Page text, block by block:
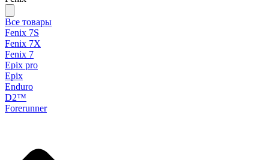
Все товары
Fenix 7S
Fenix 7X
Fenix 7
Epix pro
Epix
Enduro
D2™
Forerunner